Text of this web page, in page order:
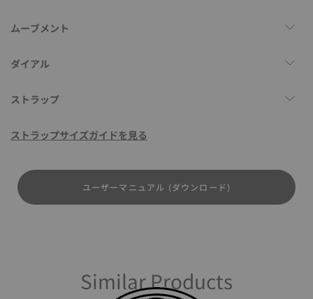
ムーブメント
ダイアル
ストラップ
ストラップサイズガイドを見る
ユーザーマニュアル (ダウンロード)
Similar Products